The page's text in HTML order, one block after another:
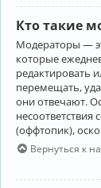
Кто такие
Модераторы —
которые
редактировать
перемещать,
они отвечают.
(оффтопик),
Вернуться к